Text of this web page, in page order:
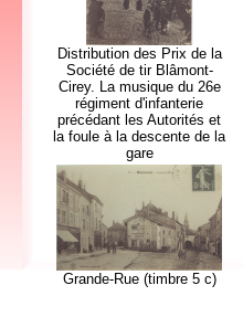
Distribution des Prix de la
Société de tir Blâmont-
Cirey. La musique du 26e
régiment d'infanterie
précédant les Autorités et
la foule à la descente de la
gare
Grande-Rue (timbre 5 c)